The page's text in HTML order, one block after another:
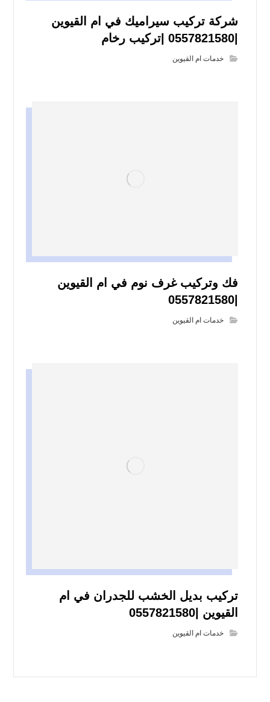
شركة تركيب سيراميك في ام القيوين
|0557821580 |تركيب رخام
خدمات ام القيوين
فك وتركيب غرف نوم في ام القيوين
|0557821580
خدمات ام القيوين
تركيب بديل الخشب للجدران في ام
القيوين |0557821580
خدمات ام القيوين